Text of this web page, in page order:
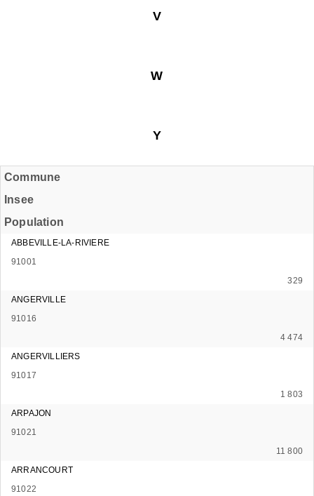
V
W
Y
Commune
Insee
Population
ABBEVILLE-LA-RIVIERE
91001
329
ANGERVILLE
91016
4 474
ANGERVILLIERS
91017
1 803
ARPAJON
91021
11 800
ARRANCOURT
91022